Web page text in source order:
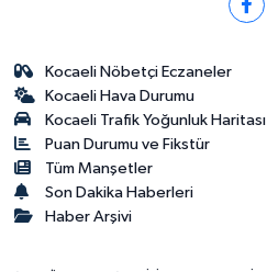
Kocaeli Nöbetçi Eczaneler
Kocaeli Hava Durumu
Kocaeli Trafik Yoğunluk Haritası
Puan Durumu ve Fikstür
Tüm Manşetler
Son Dakika Haberleri
Haber Arşivi